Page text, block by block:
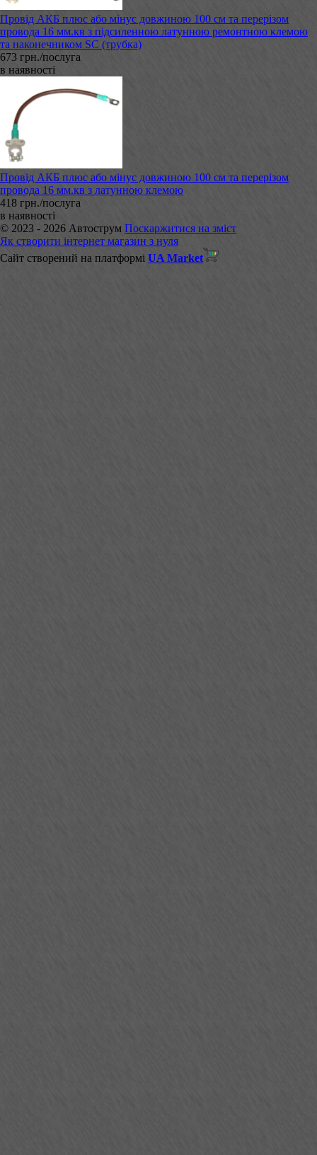
Провід АКБ плюс або мінус довжиною 100 см та перерізом
провода 16 мм.кв з підсиленною латунною ремонтною клемою
та наконечником SC (трубка)
673 грн./послуга
в наявності
Провід АКБ плюс або мінус довжиною 100 см та перерізом
провода 16 мм.кв з латунною клемою
418 грн./послуга
в наявності
© 2023 - 2026 Автострум Поскаржитися на зміст
Як створити інтернет магазин з нуля
Сайт створений на платформі UA Market